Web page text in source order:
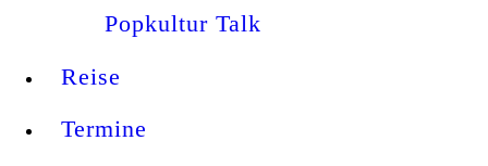
Popkultur Talk
Reise
Termine